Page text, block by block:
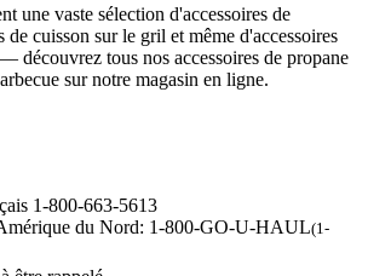
une vaste sélection d'accessoires de
de cuisson sur le gril et même d'accessoires
découvrez tous nos accessoires de propane
sur notre magasin en ligne.
1-800-663-5613
du Nord: 1-800-GO-U-HAUL(1-